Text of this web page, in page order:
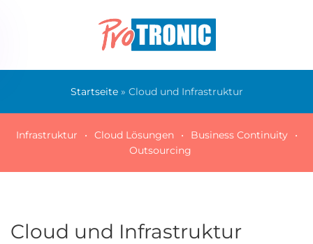
Skip to main content
Startseite» Cloud und Infrastruktur
Infrastruktur Cloud Lösungen
Business Continuity
Outsourcing
Cloud und Infrastruktur